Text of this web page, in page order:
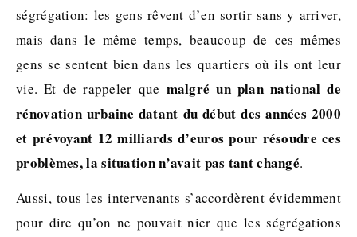
ségrégation: les gens rêvent d’en sortir sans y arriver,
mais dans le même temps, beaucoup de ces mêmes
gens se sentent bien dans les quartiers où ils ont leur
vie. Et de rappeler que malgré un plan national de
rénovation urbaine datant du début des années 2000
et prévoyant 12 milliards d’euros pour résoudre ces
problèmes, la situation n’avait pas tant changé.
Aussi, tous les intervenants s’accordèrent évidemment
pour dire qu’on ne pouvait nier que les ségrégations